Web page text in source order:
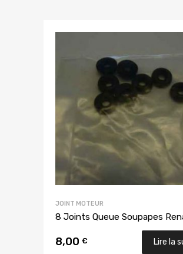
JOINT MOTEUR
8 Joints Queue Soupapes
8,00 € Lire la